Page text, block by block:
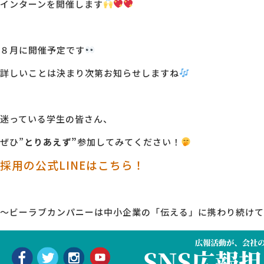
インターンを開催します
８月に開催予定です
詳しいことは決まり次第お知らせしますね
迷っている学生の皆さん、
ぜひ” とりあえず”参加してみてください！
採用の公式LINEはこちら！
～ビーラブカンパニーは中小企業の「伝える」に携わり続け